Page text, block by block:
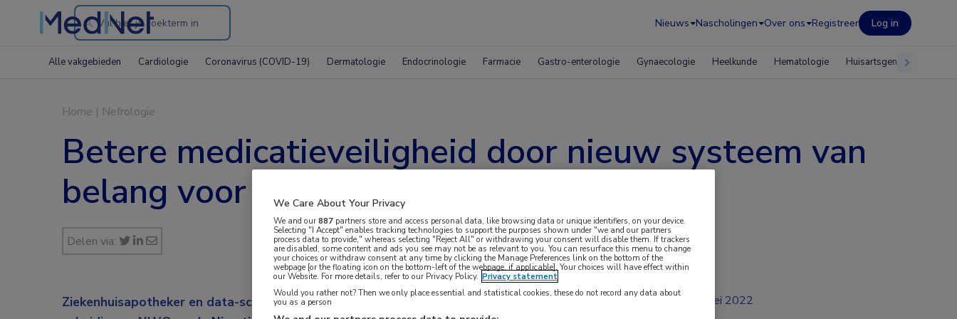
Search
the
Nieuws Nascholingen Over ons Registreer Log in
Alle vakgebieden Cardiologie Coronavirus (COVID-19) Dermatologie Endocrinologie Farmacie Gastro-enterologie Gynaecologie Heelkunde Hematologie Huisartsgeneeskunde
Home | Nefrologie
Betere medicatieveiligheid door nieuw systeem van
belang voor nierpatiënten
Delen via:
Ziekenhuisapotheker en data-scientist Joanna Klopotowska van Amsterdam UMC heeft een
mei 2022
We Care About Your Privacy
We and our887 partners store and access personal data, like browsing data or unique identifiers, on your device.
Selecting "I Accept" enables tracking technologies to support the purposes shown under "we and our partners
process data to provide," whereas selecting "Reject All" or withdrawing your consent will disable them. If trackers
are disabled, some content and ads you see may not be as relevant to you. You can resurface this menu to change
your choices or withdraw consent at any time by clicking the Manage Preferences link on the bottom of the
webpage [or the floating icon on the bottom-left of the webpage, if applicable]. Your choices will have effect within
our Website. For more details, refer to our Privacy Policy. Privacy statement
Would you rather not? Then we only place essential and statistical cookies, these do not record any data about
you as a person